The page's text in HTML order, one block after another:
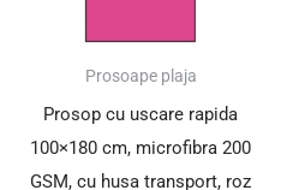
Prosoape plaja
Prosop cu uscare rapida
100×180 cm, microfibra 200
GSM, cu husa transport, roz